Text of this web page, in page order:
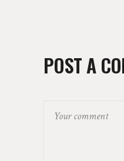
POST A